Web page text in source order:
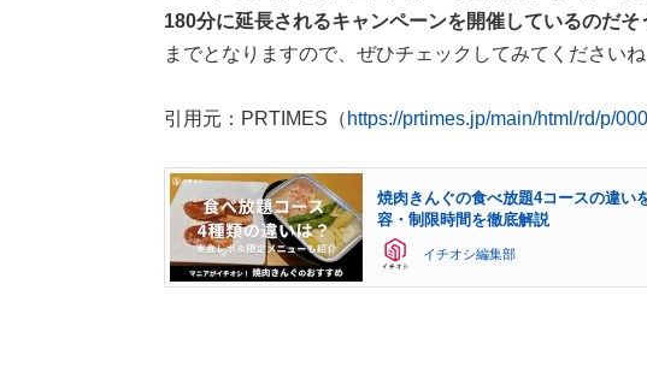
180分に延長されるキャンペーンを開催しているのだそ
までとなりますので、ぜひチェックしてみてくださいね
引用元：PRTIMES（ https://prtimes.jp/main/html/rd/p/
焼肉きんぐの食べ放題4コースの違い
容・制限時間を徹底解説
イチオシ編集部